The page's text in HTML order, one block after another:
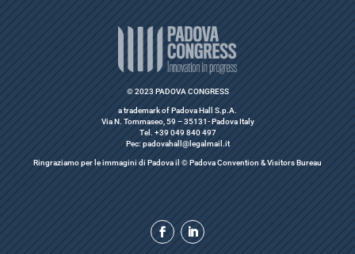
© 2023 PADOVA CONGRESS
a trademark of Padova Hall S.p.A.
Via N. Tommaseo, 59 – 35131- Padova Italy
Tel. +39 049 840 497
Pec: padovahall@legalmail.it
Ringraziamo per le immagini di Padova il © Padova Convention & Visitors Bureau